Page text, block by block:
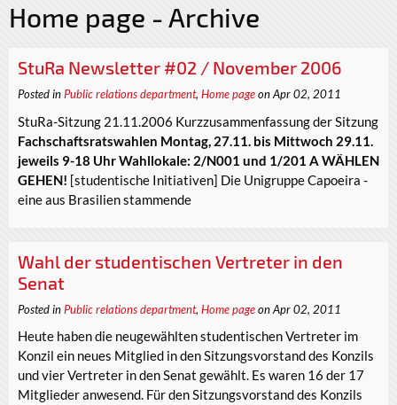
Home page - Archive
StuRa Newsletter #02 / November 2006
Posted inPublic relations department, Home pageon Apr 02, 2011
StuRa-Sitzung 21.11.2006 Kurzzusammenfassung der Sitzung
Fachschaftsratswahlen Montag, 27.11. bis Mittwoch 29.11.
jeweils 9-18 Uhr Wahllokale: 2/N001 und 1/201 A WÄHLEN
GEHEN! [studentische Initiativen] Die Unigruppe Capoeira -
eine aus Brasilien stammende
Wahl der studentischen Vertreter in den
Senat
Posted in Public relations department, Home pageon Apr 02, 2011
Heute haben die neugewählten studentischen Vertreter im
Konzil ein neues Mitglied in den Sitzungsvorstand des Konzils
und vier Vertreter in den Senat gewählt. Es waren 16 der 17
Mitglieder anwesend. Für den Sitzungsvorstand des Konzils